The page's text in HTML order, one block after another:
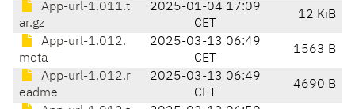
App-url-1.011.t
ar.gz
2025-01-04 17:09
CET
12 KiB
App-url-1.012.
meta
2025-03-13 06:49
CET
1563 B
App-url-1.012.r
eadme
2025-03-13 06:49
CET
4690 B